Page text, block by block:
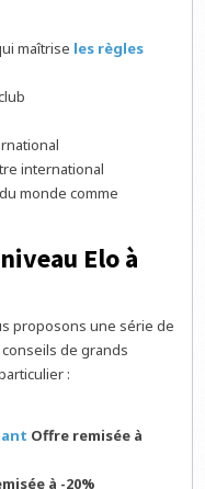
maîtrise les règles
international
monde comme
Elo à
proposons une série de
de grands
:
Offre remisée à
à -20%